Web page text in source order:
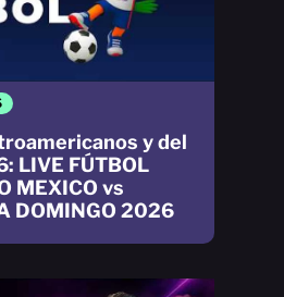
y del
LIVE FÚTBOL
MEXICO vs
DOMINGO 2026